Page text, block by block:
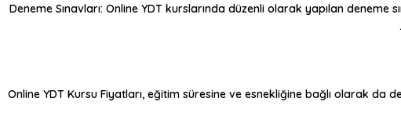
Deneme Sınavları: Online YDT kurslarında düzenli olarak yapılan deneme
Online YDT Kursu Fiyatları, eğitim süresine ve esnekliğine bağlı olarak da